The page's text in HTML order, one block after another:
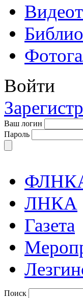
Войти
Ваш логин
Пароль
ЛНКА
Газета
Поиск